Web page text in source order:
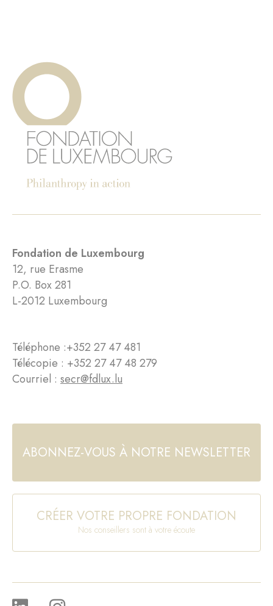
Fondation de Luxembourg
12, rue Erasme
P.O. Box 281
L-2012 Luxembourg
Téléphone :+352 27 47 481
Télécopie : +352 27 47 48 279
Courriel : secr@fdlux.lu
ABONNEZ-VOUS À NOTRE NEWSLETTER
CRÉER VOTRE PROPRE FONDATION
Nos conseillers sont à votre écoute